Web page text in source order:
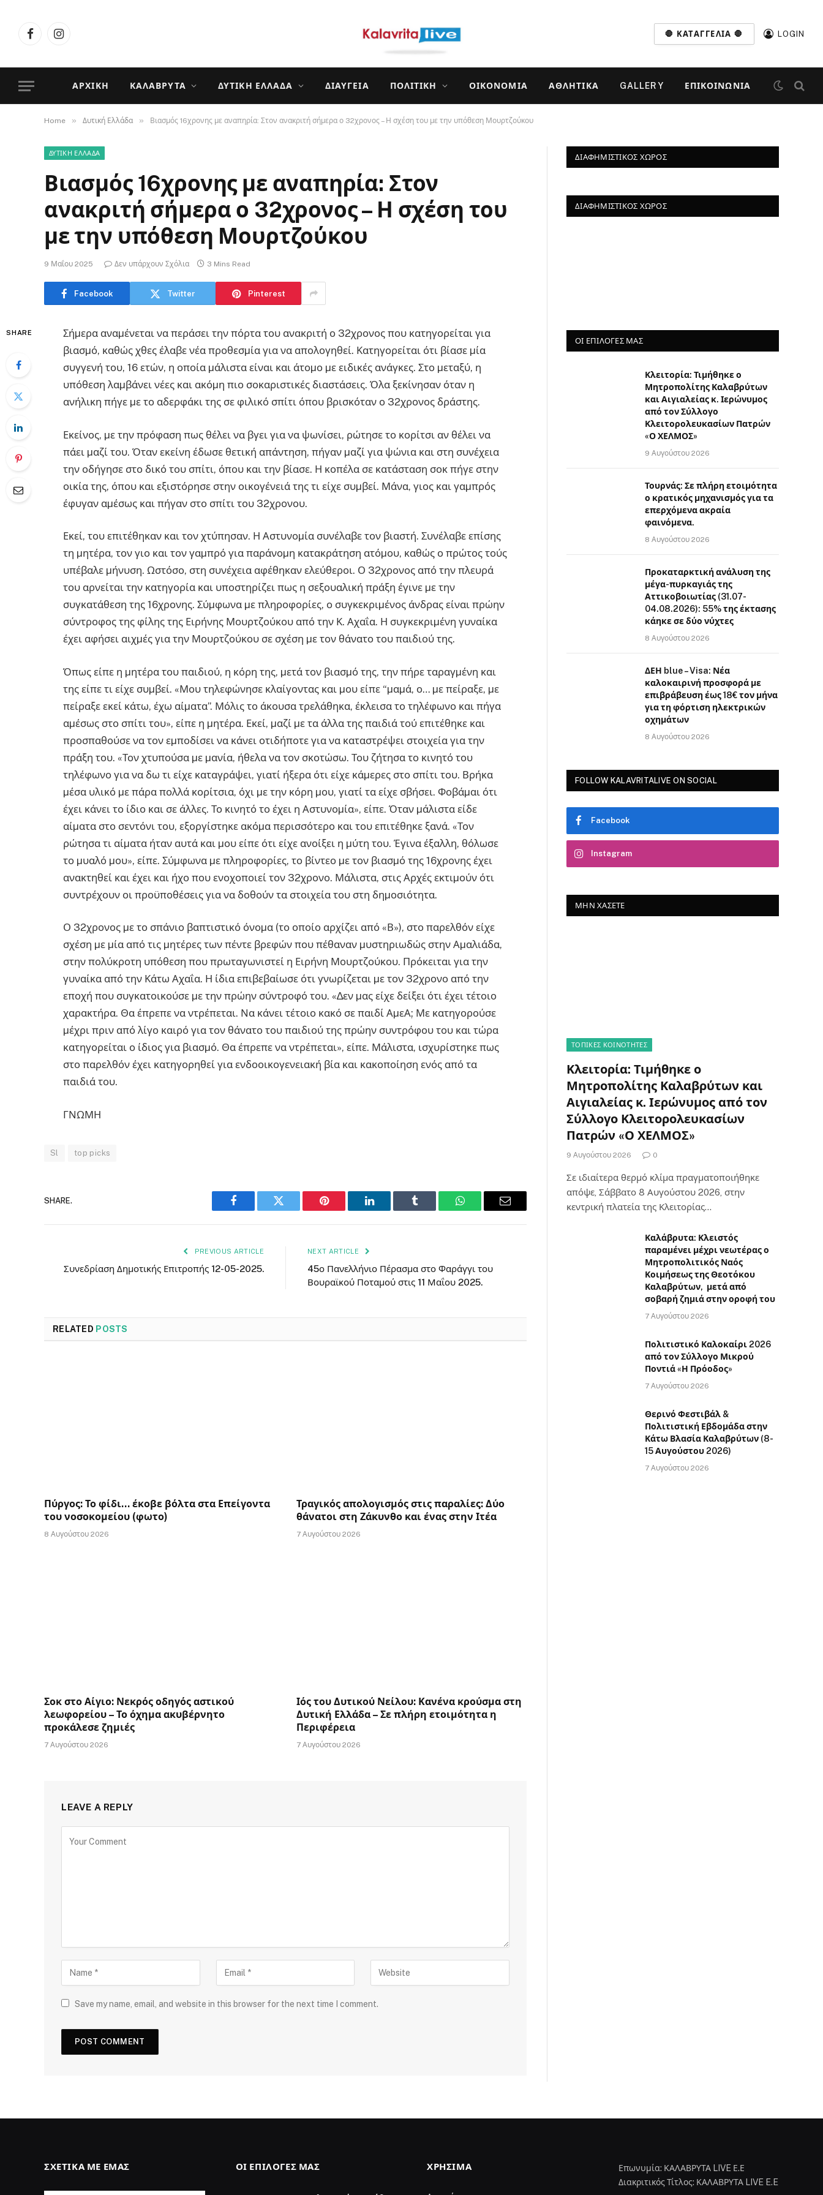
FacebookInstagram
🛑 ΚΑΤΑΓΓΕΛΊΑ 🛑 LOGIN
ΑΡΧΙΚΉ ΚΑΛΆΒΡΥΤΑ ΔΥΤΙΚΉ ΕΛΛΆΔΑ ΔΙΑΎΓΕΙΑ ΠΟΛΙΤΙΚΉ ΟΙΚΟΝΟΜΊΑ ΑΘΛΗΤΙΚΆ GALLERY ΕΠΙΚΟΙΝΩΝΊΑ
Home » Δυτική Ελλάδα » Βιασμός 16χρονης με αναπηρία: Στον ανακριτή σήμερα ο 32χρονος – Η σχέση του με την υπόθεση Μουρτζούκου
ΔΥΤΙΚΉ ΕΛΛΆΔΑ
Βιασμός 16χρονης με αναπηρία: Στον
ανακριτή σήμερα ο 32χρονος – Η σχέση του
με την υπόθεση Μουρτζούκου
9 Μαΐου 2025 Δεν υπάρχουν Σχόλια 3 Mins Read
Facebook Twitter Pinterest
SHARE
Σήµερα αναµένεται να περάσει την πόρτα του ανακριτή ο 32χρονος που κατηγορείται για
βιασµό, καθώς χθες έλαβε νέα προθεσµία για να απολογηθεί. Κατηγορείται ότι βίασε µία
συγγενή του, 16 ετών, η οποία µάλιστα είναι και άτοµο µε ειδικές ανάγκες. Στο µεταξύ, η
υπόθεση λαµβάνει νέες και ακόµη πιο σοκαριστικές διαστάσεις. Όλα ξεκίνησαν όταν η
ανήλικη πήγε µε το αδερφάκι της σε φιλικό σπίτι όπου βρισκόταν ο 32χρονος δράστης.
Εκείνος, µε την πρόφαση πως θέλει να βγει για να ψωνίσει, ρώτησε το κορίτσι αν θέλει να
πάει µαζί του. Όταν εκείνη έδωσε θετική απάντηση, πήγαν µαζί για ψώνια και στη συνέχεια
την οδήγησε στο δικό του σπίτι, όπου και την βίασε. Η κοπέλα σε κατάσταση σοκ πήγε στην
οικία της, όπου και εξιστόρησε στην οικογένειά της τι είχε συµβεί. Μάνα, γιος και γαµπρός
έφυγαν αµέσως και πήγαν στο σπίτι του 32χρονου.
Εκεί, του επιτέθηκαν και τον χτύπησαν. Η Αστυνοµία συνέλαβε τον βιαστή. Συνέλαβε επίσης
τη µητέρα, τον γιο και τον γαµπρό για παράνοµη κατακράτηση ατόµου, καθώς ο πρώτος τούς
υπέβαλε µήνυση. Ωστόσο, στη συνέχεια αφέθηκαν ελεύθεροι. Ο 32χρονος από την πλευρά
του αρνείται την κατηγορία και υποστηρίζει πως η σεξουαλική πράξη έγινε µε την
συγκατάθεση της 16χρονης. Σύµφωνα µε πληροφορίες, ο συγκεκριµένος άνδρας είναι πρώην
σύντροφος της φίλης της Ειρήνης Μουρτζούκου από την Κ. Αχαΐα. Η συγκεκριµένη γυναίκα
έχει αφήσει αιχµές για την Μουρτζούκου σε σχέση µε τον θάνατο του παιδιού της.
Όπως είπε η µητέρα του παιδιού, η κόρη της, µετά τον βιασµό της, την πήρε ταραγµένη και
της είπε τι είχε συµβεί. «Μου τηλεφώνησε κλαίγοντας και µου είπε “µαµά, ο… µε πείραξε, µε
πείραξε εκεί κάτω, έχω αίµατα”. Μόλις το άκουσα τρελάθηκα, έκλεισα το τηλέφωνο και πήγα
αµέσως στο σπίτι του», είπε η µητέρα. Εκεί, µαζί µε τα άλλα της παιδιά τού επιτέθηκε και
προσπαθούσε να τον εµποδίσει να κάνει οτιδήποτε για να καταστρέψει στοιχεία για την
πράξη του. «Τον χτυπούσα µε µανία, ήθελα να τον σκοτώσω. Του ζήτησα το κινητό του
τηλέφωνο για να δω τι είχε καταγράψει, γιατί ήξερα ότι είχε κάµερες στο σπίτι του. Βρήκα
µέσα υλικό µε πάρα πολλά κορίτσια, όχι µε την κόρη µου, γιατί τα είχε σβήσει. Φοβάµαι ότι
έχει κάνει το ίδιο και σε άλλες. Το κινητό το έχει η Αστυνοµία», είπε. Όταν µάλιστα είδε
αίµατα στο σεντόνι του, εξοργίστηκε ακόµα περισσότερο και του επιτέθηκε ξανά. «Τον
ρώτησα τι αίµατα ήταν αυτά και µου είπε ότι είχε ανοίξει η µύτη του. Έγινα έξαλλη, θόλωσε
το µυαλό µου», είπε. Σύµφωνα µε πληροφορίες, το βίντεο µε τον βιασµό της 16χρονης έχει
ανακτηθεί και έχει και ήχο που ενοχοποιεί τον 32χρονο. Μάλιστα, στις Αρχές εκτιµούν ότι
συντρέχουν οι προϋποθέσεις για να δοθούν τα στοιχεία του στη δηµοσιότητα.
Ο 32χρονος µε το σπάνιο βαπτιστικό όνοµα (το οποίο αρχίζει από «Β»), στο παρελθόν είχε
σχέση µε µία από τις µητέρες των πέντε βρεφών που πέθαναν µυστηριωδώς στην Αµαλιάδα,
στην πολύκροτη υπόθεση που πρωταγωνιστεί η Ειρήνη Μουρτζούκου. Πρόκειται για την
γυναίκα από την Κάτω Αχαΐα. Η ίδια επιβεβαίωσε ότι γνωρίζεται µε τον 32χρονο από την
εποχή που συγκατοικούσε µε την πρώην σύντροφό του. «∆εν µας είχε δείξει ότι έχει τέτοιο
χαρακτήρα. Θα έπρεπε να ντρέπεται. Να κάνει τέτοιο κακό σε παιδί ΑµεΑ; Με κατηγορούσε
µέχρι πριν από λίγο καιρό για τον θάνατο του παιδιού της πρώην συντρόφου του και τώρα
κατηγορείται ο ίδιος για βιασµό. Θα έπρεπε να ντρέπεται», είπε. Μάλιστα, ισχυρίστηκε πως
στο παρελθόν έχει κατηγορηθεί για ενδοοικογενειακή βία και κακοποίηση ενός από τα
παιδιά του.
ΓΝΩΜΗ
Sl top picks
SHARE.
Facebook Twitter Pinterest LinkedIn Tumblr WhatsAppEmail
PREVIOUS ARTICLE
Συνεδρίαση Δημοτικής Επιτροπής 12-05-2025.
NEXT ARTICLE
45ο Πανελλήνιο Πέρασμα στο Φαράγγι του
Βουραϊκού Ποταμού στις 11 Μαΐου 2025.
RELATED POSTS
Πύργος: Το φίδι… έκοβε βόλτα στα Επείγοντα
του νοσοκομείου (φωτο)
8 Αυγούστου 2026
Τραγικός απολογισμός στις παραλίες: Δύο
θάνατοι στη Ζάκυνθο και ένας στην Ιτέα
7 Αυγούστου 2026
Σοκ στο Αίγιο: Νεκρός οδηγός αστικού
λεωφορείου – Το όχημα ακυβέρνητο
προκάλεσε ζημιές
7 Αυγούστου 2026
Ιός του Δυτικού Νείλου: Κανένα κρούσμα στη
Δυτική Ελλάδα – Σε πλήρη ετοιμότητα η
Περιφέρεια
7 Αυγούστου 2026
LEAVE A REPLY
Save my name, email, and website in this browser for the next time I comment.
ΔΙΑΦΗΜΙΣΤΙΚΌΣ ΧΏΡΟΣ
ΔΙΑΦΗΜΙΣΤΙΚΌΣ ΧΏΡΟΣ
ΟΙ ΕΠΙΛΟΓΈΣ ΜΑΣ
Κλειτορία: Τιμήθηκε ο
Μητροπολίτης Καλαβρύτων
και Αιγιαλείας κ. Ιερώνυμος
από τον Σύλλογο
Κλειτορολευκασίων Πατρών
«Ο ΧΕΛΜΟΣ»
9 Αυγούστου 2026
Τουρνάς: Σε πλήρη ετοιμότητα
ο κρατικός μηχανισμός για τα
επερχόμενα ακραία
φαινόμενα.
8 Αυγούστου 2026
Προκαταρκτική ανάλυση της
μέγα-πυρκαγιάς της
Αττικοβοιωτίας (31.07-
04.08.2026): 55% της έκτασης
κάηκε σε δύο νύχτες
8 Αυγούστου 2026
ΔΕΗ blue – Visa: Νέα
καλοκαιρινή προσφορά με
επιβράβευση έως 18€ τον μήνα
για τη φόρτιση ηλεκτρικών
οχημάτων
8 Αυγούστου 2026
FOLLOW KALAVRITALIVE ON SOCIAL
Facebook
Instagram
ΜΗΝ ΧΆΣΕΤΕ
ΤΟΠΙΚΈΣ ΚΟΙΝΌΤΗΤΕΣ
Κλειτορία: Τιμήθηκε ο
Μητροπολίτης Καλαβρύτων και
Αιγιαλείας κ. Ιερώνυμος από τον
Σύλλογο Κλειτορολευκασίων
Πατρών «Ο ΧΕΛΜΟΣ»
9 Αυγούστου 2026 0
Σε ιδιαίτερα θερμό κλίμα πραγματοποιήθηκε
απόψε, Σάββατο 8 Αυγούστου 2026, στην
κεντρική πλατεία της Κλειτορίας…
Καλάβρυτα: Κλειστός
παραμένει μέχρι νεωτέρας ο
Μητροπολιτικός Ναός
Κοιμήσεως της Θεοτόκου
Καλαβρύτων, μετά από
σοβαρή ζημιά στην οροφή του
7 Αυγούστου 2026
Πολιτιστικό Καλοκαίρι 2026
από τον Σύλλογο Μικρού
Ποντιά «Η Πρόοδος»
7 Αυγούστου 2026
Θερινό Φεστιβάλ &
Πολιτιστική Εβδομάδα στην
Κάτω Βλασία Καλαβρύτων (8-
15 Αυγούστου 2026)
7 Αυγούστου 2026
ΣΧΕΤΙΚΆ ΜΕ ΕΜΆΣ ΟΙ ΕΠΙΛΟΓΈΣ ΜΑΣ ΧΡΉΣΙΜΑ
Επωνυμία: ΚΑΛΑΒΡΥΤΑ LIVE Ε.Ε
Διακριτικός Τίτλος: ΚΑΛΑΒΡΥΤΑ LIVE E.E